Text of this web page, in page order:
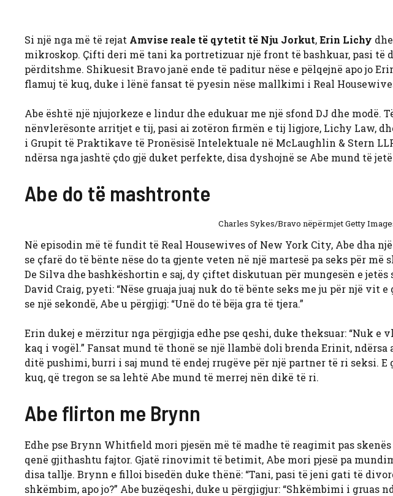
Si një nga më të rejat Amvise reale të qytetit të Nju Jorkut,Erin Lichy
mikroskop. Çifti deri më tani ka portretizuar një front të bashkuar, pasi të
përditshme. Shikuesit Bravo janë ende të paditur nëse e pëlqejnë apo jo
flamuj të kuq, duke i lënë fansat të pyesin nëse mallkimi i Real
Abe është një njujorkeze e lindur dhe edukuar me një sfond DJ dhe modë.
nënvlerësonte arritjet e tij, pasi ai zotëron firmën e tij ligjore, Lichy Law,
i Grupit të Praktikave të Pronësisë Intelektuale në McLaughlin & Stern
ndërsa nga jashtë çdo gjë duket perfekte, disa dyshojnë se Abe mund të
Abe do të mashtronte
Charles Sykes/Bravo nëpërmjet Getty
Në episodin më të fundit të Real Housewives of New York City, Abe dha
se çfarë do të bënte nëse do ta gjente veten në një martesë pa seks për më
De Silva dhe bashkëshortin e saj, dy çiftet diskutuan për mungesën e jetës
David Craig, pyeti: “Nëse gruaja juaj nuk do të bënte seks me ju për një vit
se një sekondë, Abe u përgjigj: “Unë do të bëja gra të tjera.”
Erin dukej e mërzitur nga përgjigja edhe pse qeshi, duke theksuar: “Nuk
kaq i vogël.” Fansat mund të thonë se një llambë doli brenda Erinit,
ditë pushimi, burri i saj mund të endej rrugëve për një partner të ri seksi.
kuq, që tregon se sa lehtë Abe mund të merrej nën dikë të ri.
Abe flirton me Brynn
Edhe pse Brynn Whitfield mori pjesën më të madhe të reagimit pas
qenë gjithashtu fajtor. Gjatë rinovimit të betimit, Abe mori pjesë pa
disa tallje. Brynn e filloi bisedën duke thënë: “Tani, pasi të jeni gati të
shkëmbim, apo jo?” Abe buzëqeshi, duke u përgjigjur: “Shkëmbimi i gruas